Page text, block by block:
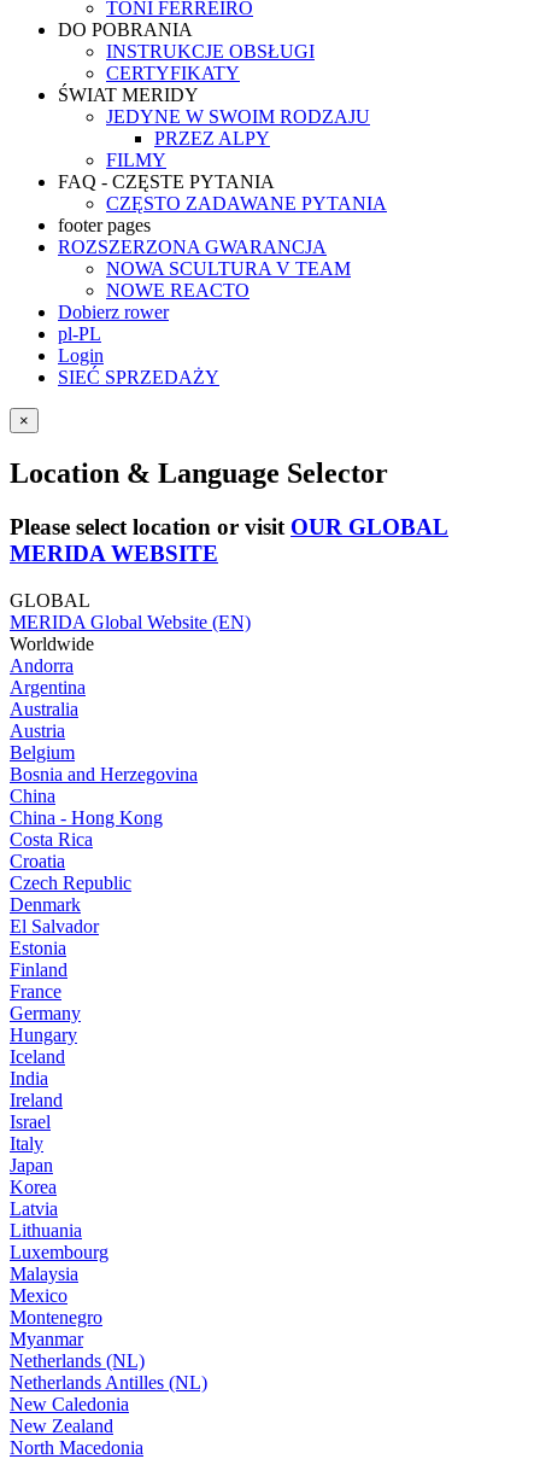
TONI FERREIRO
DO POBRANIA
INSTRUKCJE OBSŁUGI
CERTYFIKATY
ŚWIAT MERIDY
JEDYNE W SWOIM RODZAJU
PRZEZ ALPY
FILMY
FAQ - CZĘSTE PYTANIA
CZĘSTO ZADAWANE PYTANIA
footer pages
ROZSZERZONA GWARANCJA
NOWA SCULTURA V TEAM
NOWE REACTO
Dobierz rower
pl-PL
Login
SIEĆ SPRZEDAŻY
×
Location & Language Selector
Please select location or visit OUR GLOBAL
MERIDA WEBSITE
GLOBAL
MERIDA Global Website (EN)
Worldwide
Andorra
Argentina
Australia
Austria
Belgium
Bosnia and Herzegovina
China
China - Hong Kong
Costa Rica
Croatia
Czech Republic
Denmark
El Salvador
Estonia
Finland
France
Germany
Hungary
Iceland
India
Ireland
Israel
Italy
Japan
Korea
Latvia
Lithuania
Luxembourg
Malaysia
Mexico
Montenegro
Myanmar
Netherlands (NL)
Netherlands Antilles (NL)
New Caledonia
New Zealand
North Macedonia